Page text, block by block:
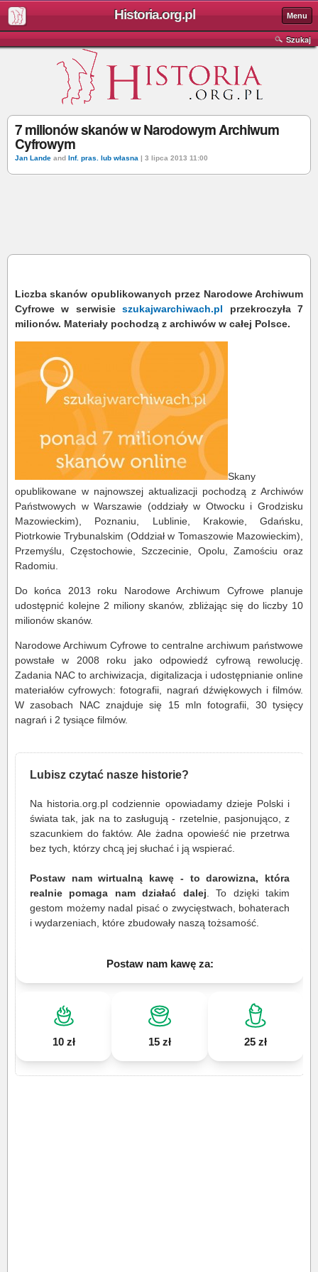
Historia.org.pl Menu
Szukaj
7 milionów skanów w Narodowym Archiwum
Cyfrowym
Jan Lande and Inf. pras. lub własna | 3 lipca 2013 11:00
Liczba skanów opublikowanych przez Narodowe Archiwum
Cyfrowe w serwisieszukajwarchiwach.pl przekroczyła 7
milionów. Materiały pochodzą z archiwów w całej Polsce.
Skany
opublikowane w najnowszej aktualizacji pochodzą z Archiwów
Państwowych w Warszawie (oddziały w Otwocku i Grodzisku
Mazowieckim), Poznaniu, Lublinie, Krakowie, Gdańsku,
Piotrkowie Trybunalskim (Oddział w Tomaszowie Mazowieckim),
Przemyślu, Częstochowie, Szczecinie, Opolu, Zamościu oraz
Radomiu.
Do końca 2013 roku Narodowe Archiwum Cyfrowe planuje
udostępnić kolejne 2 miliony skanów, zbliżając się do liczby 10
milionów skanów.
Narodowe Archiwum Cyfrowe to centralne archiwum państwowe
powstałe w 2008 roku jako odpowiedź cyfrową rewolucję.
Zadania NAC to archiwizacja, digitalizacja i udostępnianie online
materiałów cyfrowych: fotografii, nagrań dźwiękowych i filmów.
W zasobach NAC znajduje się 15 mln fotografii, 30 tysięcy
nagrań i 2 tysiące filmów.
Lubisz czytać nasze historie?
Na historia.org.pl codziennie opowiadamy dzieje Polski i
świata tak, jak na to zasługują - rzetelnie, pasjonująco, z
szacunkiem do faktów. Ale żadna opowieść nie przetrwa
bez tych, którzy chcą jej słuchać i ją wspierać.
Postaw nam wirtualną kawę - to darowizna, która
realnie pomaga nam działać dalej . To dzięki takim
gestom możemy nadal pisać o zwycięstwach, bohaterach
i wydarzeniach, które zbudowały naszą tożsamość.
Postaw nam kawę za:
10 zł 15 zł 25 zł